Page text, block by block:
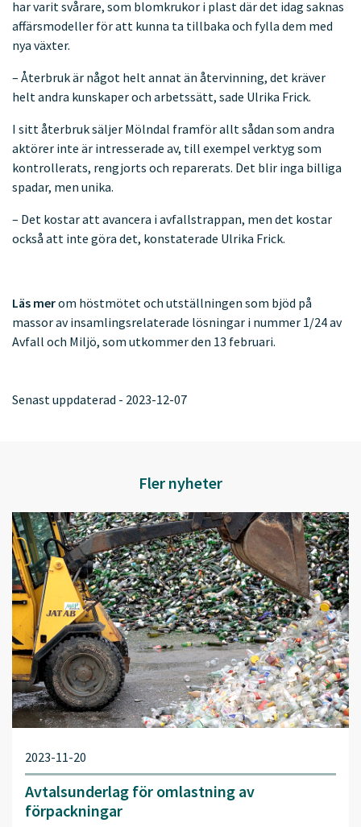
har varit svårare, som blomkrukor i plast där det idag saknas
affärsmodeller för att kunna ta tillbaka och fylla dem med
nya växter.
– Återbruk är något helt annat än återvinning, det kräver
helt andra kunskaper och arbetssätt, sade Ulrika Frick.
I sitt återbruk säljer Mölndal framför allt sådan som andra
aktörer inte är intresserade av, till exempel verktyg som
kontrollerats, rengjorts och reparerats. Det blir inga billiga
spadar, men unika.
– Det kostar att avancera i avfallstrappan, men det kostar
också att inte göra det, konstaterade Ulrika Frick.
Läs merom höstmötet och utställningen som bjöd på
massor av insamlingsrelaterade lösningar i nummer 1/24 av
Avfall och Miljö, som utkommer den 13 februari.
Senast uppdaterad - 2023-12-07
Fler nyheter
2023-11-20
Avtalsunderlag för omlastning av
förpackningar